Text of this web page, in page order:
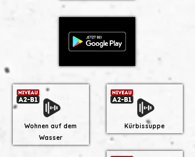
Wohnen auf dem
Wasser
Kürbissuppe